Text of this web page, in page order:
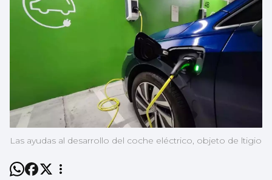
Las ayudas al desarrollo del coche eléctrico, objeto de ltigio